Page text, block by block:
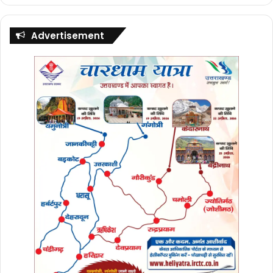
व पंचायत के जनप्रतिनिधियों व बूथ स्तर से लेकर प्रदेश
पर बनी योजनाओं के साथ हम सभी दूरदराज़ स्थानों तक
प्रवास करेंगे ।
बैठक में प्रदेश महामंत्री संगठन अजेय ने अपने उद्बोधन में
कहा कि हमने पन्ना प्रमुखों की संरचना के सही उपयोग से
चंपावत चुनावों में 94 फीसदी मत पाकर जिस तरह शानदार
जीत दर्ज़ की थी ठीक उसी तरह हमें संगठन के प्रसार व
मजबूती के लिए पन्ना प्रमुख व बूथ स्तर की रणनीति पर
काम करना है । उन्होने ज़ोर देते हुए कहा कि सभी पार्टी
Advertisement